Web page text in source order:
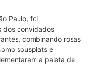
Paulo, foi
dos convidados
combinando rosas
sousplats e
a paleta de